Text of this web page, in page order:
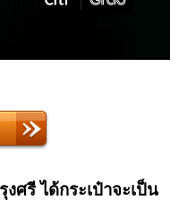
ศรี ได้กระเป๋าจะเป็น